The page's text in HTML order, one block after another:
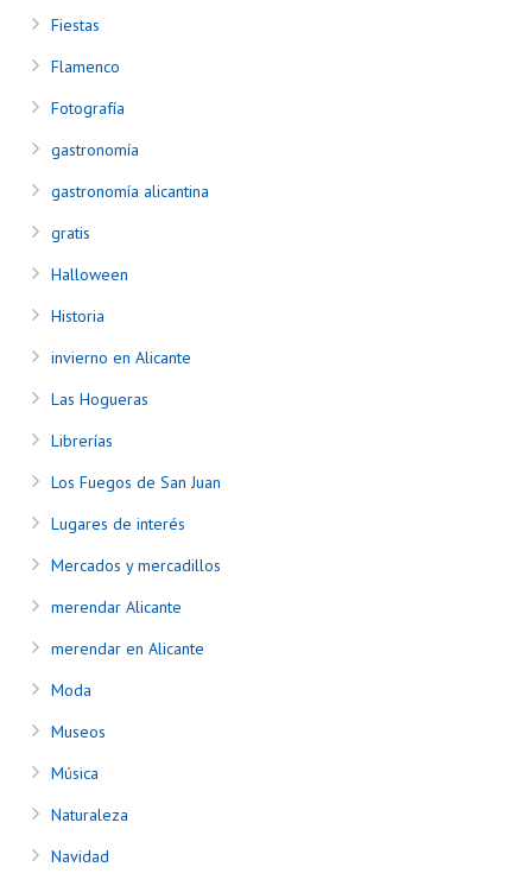
Fiestas
Flamenco
Fotografía
gastronomía
gastronomía alicantina
gratis
Halloween
Historia
invierno en Alicante
Las Hogueras
Librerías
Los Fuegos de San Juan
Lugares de interés
Mercados y mercadillos
merendar Alicante
merendar en Alicante
Moda
Museos
Música
Naturaleza
Navidad